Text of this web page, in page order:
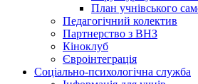
План учнiвського
Педагогічний колектив
Партнерство з ВНЗ
Кіноклуб
Євроінтеграція
Соціально-психологічна служба